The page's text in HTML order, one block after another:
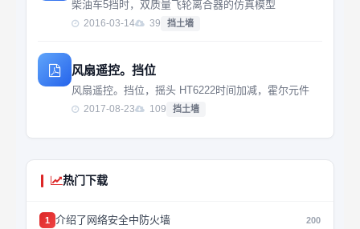
柴油车5挡时，双质量飞轮离合器的仿真模型
2016-03-14 39 挡土墙
风扇遥控。挡位
风扇遥控。挡位，摇头 HT6222时间加减，霍尔元件
2017-08-23 109 挡土墙
热门下载
1 介绍了网络安全中防火墙 200